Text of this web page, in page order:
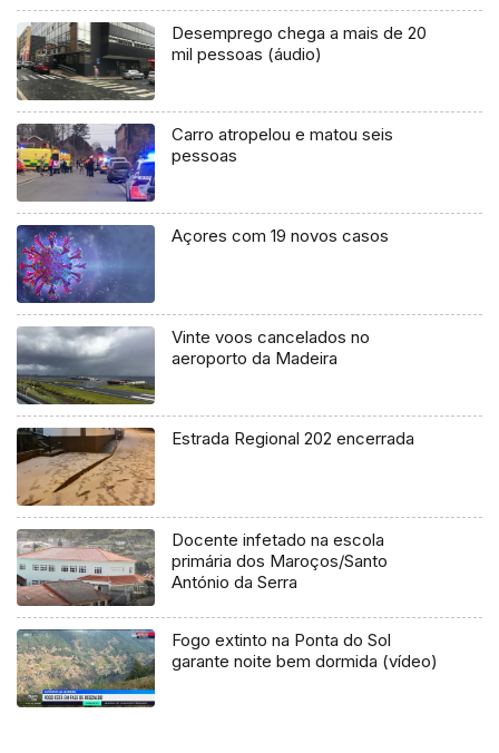
Desemprego chega a mais de 20
mil pessoas (áudio)
Carro atropelou e matou seis
pessoas
Açores com 19 novos casos
Vinte voos cancelados no
aeroporto da Madeira
Estrada Regional 202 encerrada
Docente infetado na escola
primária dos Maroços/Santo
António da Serra
Fogo extinto na Ponta do Sol
garante noite bem dormida (vídeo)